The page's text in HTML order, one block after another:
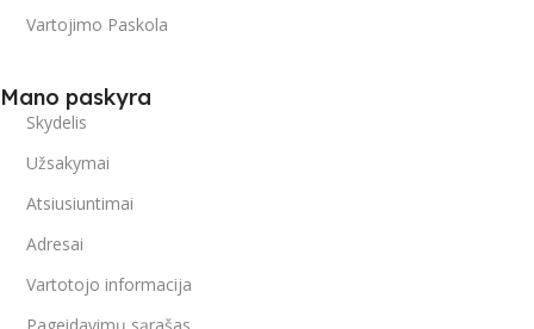
Vartojimo Paskola
Mano paskyra
Skydelis
Užsakymai
Atsiusiuntimai
Adresai
Vartotojo informacija